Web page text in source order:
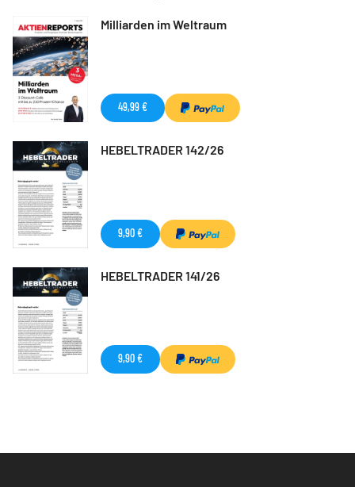
Milliarden im Weltraum
49,99 €
HEBELTRADER 142/26
9,90 €
HEBELTRADER 141/26
9,90 €